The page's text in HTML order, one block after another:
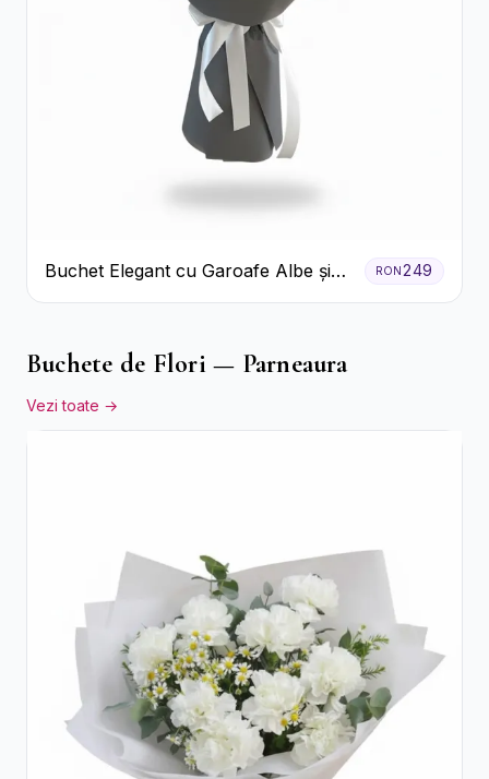
Buchet Elegant cu Garoafe Albe și
Eucalipt
RON249
Buchete de Flori — Parneaura
Vezi toate →